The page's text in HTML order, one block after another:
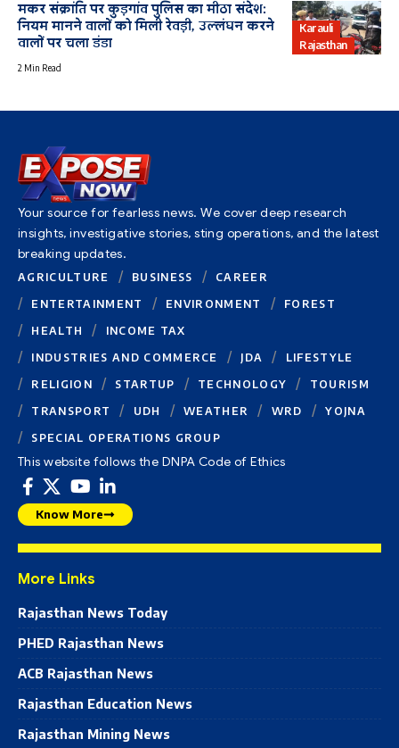
Karauli
Rajasthan
मकर संक्रांति पर कुड़गांव पुलिस का मीठा संदेश:
नियम मानने वालों को मिली रेवड़ी, उल्लंघन करने
वालों पर चला डंडा
2 Min Read
Your source for fearless news. We cover deep research
insights, investigative stories, sting operations, and the latest
breaking updates.
AGRICULTURE BUSINESS
CAREER
ENTERTAINMENT
ENVIRONMENT
FOREST
HEALTH
INCOME TAX
INDUSTRIES AND COMMERCE
JDA
LIFESTYLE
RELIGION
STARTUP TECHNOLOGY
TOURISM
TRANSPORT
UDH WEATHER WRD
YOJNA
SPECIAL OPERATIONS GROUP
This website follows the DNPA Code of Ethics
Know More
More Links
Rajasthan News Today
PHED Rajasthan News
ACB Rajasthan News
Rajasthan Education News
Rajasthan Mining News